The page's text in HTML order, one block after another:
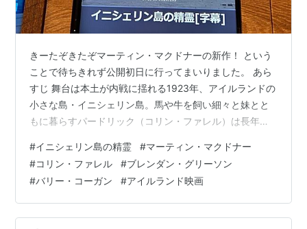
きーたぞきたぞマーティン・マクドナーの新作！ という
ことで待ちきれず公開初日に行ってまいりました。 あら
すじ 舞台は本土が内戦に揺れる1923年、アイルランドの
小さな島・イニシェリン島。馬や牛を飼い細々と妹とと
もに暮らすパードリック（コリン・ファレル）は長年の
が嫌いになった」と絶交宣言をされる。理由が分から
ず、なんとか仲直りしようと賢い妹・シボーン（ケリ
ー・コンドン）や、村のお荷物的な存在のドミニク（バ
リー・コーガン）に相談したり、彼なりに画策するが、
頑としてコルムの意思は変わらない。島中の人間を巻き
#イニシェリン島の精霊 #マーティン・マクドナー
#コリン・ファレル #ブレンダン・グリーソン
#バリー・コーガン #アイルランド映画